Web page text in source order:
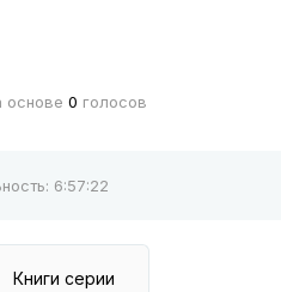
основе 0 голосов
6:57:22
Книги серии